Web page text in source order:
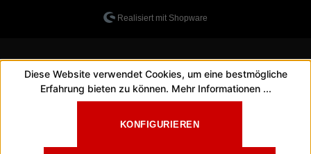
Realisiert mit Shopware
Diese Website verwendet Cookies, um eine bestmögliche
Erfahrung bieten zu können. Mehr Informationen ...
KONFIGURIEREN